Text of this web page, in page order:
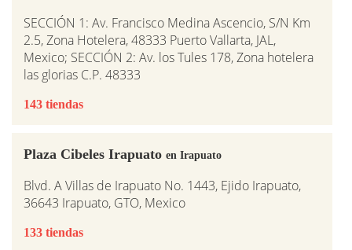
SECCIÓN 1: Av. Francisco Medina Ascencio, S/N Km
2.5, Zona Hotelera, 48333 Puerto Vallarta, JAL,
Mexico; SECCIÓN 2: Av. los Tules 178, Zona hotelera
las glorias C.P. 48333
143 tiendas
Plaza Cibeles Irapuato en Irapuato
Blvd. A Villas de Irapuato No. 1443, Ejido Irapuato,
36643 Irapuato, GTO, Mexico
133 tiendas